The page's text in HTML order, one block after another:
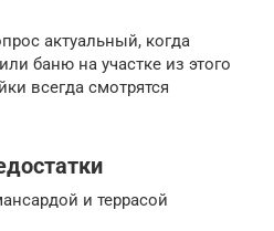
актуальный, когда
баню на участке из этого
всегда смотрятся
и террасой